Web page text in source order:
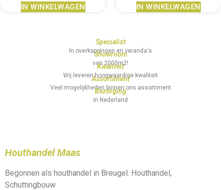
IN WINKELWAGEN IN WINKELWAGEN
Specialist
In overkappingen en veranda's
Showroom
van 2000m2!
Kwaliteit
Wij leveren hoogwaardige kwaliteit
Assortiment
Veel mogelijkheden binnen ons assortiment
Bezorging
In Nederland
Houthandel Maas
Begonnen als houthandel in Breugel. Houthandel,
Schuttingbouw